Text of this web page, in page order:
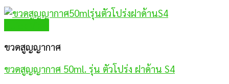
ขวดสูญญากาศ
ขวดสูญญากาศ 50ml. รุ่น ตัวโปร่ง ฝาด้าน S4